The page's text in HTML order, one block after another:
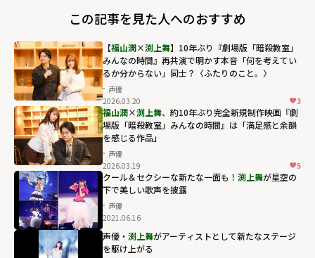
この記事を見た人へのおすすめ
【福山潤×渕上舞】10年ぶり『劇場版「暗殺教室」
みんなの時間』再共演で明かす本音「何を考えてい
るか分からない」同士？〈ふたりのこと。〉
声優
2026.03.20
3
福山潤×渕上舞、約10年ぶり完全新規制作映画『劇
場版「暗殺教室」みんなの時間』は「満足感と余韻
を感じる作品」
声優
2026.03.19
5
クール＆セクシーな新たな一面も！ 渕上舞が星空の
下で美しい歌声を披露
声優
2021.06.16
声優・ 渕上舞がアーティストとして新たなステージ
を駆け上がる